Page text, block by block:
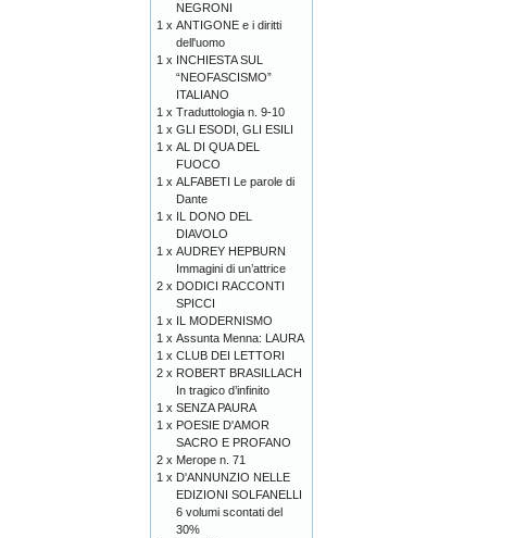
NEGRONI
1 x ANTIGONE e i diritti
dell'uomo
1 x INCHIESTA SUL
“NEOFASCISMO”
ITALIANO
1 x Traduttologia n. 9-10
1 x GLI ESODI, GLI ESILI
1 x AL DI QUA DEL
FUOCO
1 x ALFABETI Le parole di
Dante
1 x IL DONO DEL
DIAVOLO
1 x AUDREY HEPBURN
Immagini di un’attrice
2 x DODICI RACCONTI
SPICCI
1 x IL MODERNISMO
1 x Assunta Menna: LAURA
1 x CLUB DEI LETTORI
2 x ROBERT BRASILLACH
In tragico d’infinito
1 x SENZA PAURA
1 x POESIE D'AMOR
SACRO E PROFANO
2 x Merope n. 71
1 x D'ANNUNZIO NELLE
EDIZIONI SOLFANELLI
6 volumi scontati del
30%